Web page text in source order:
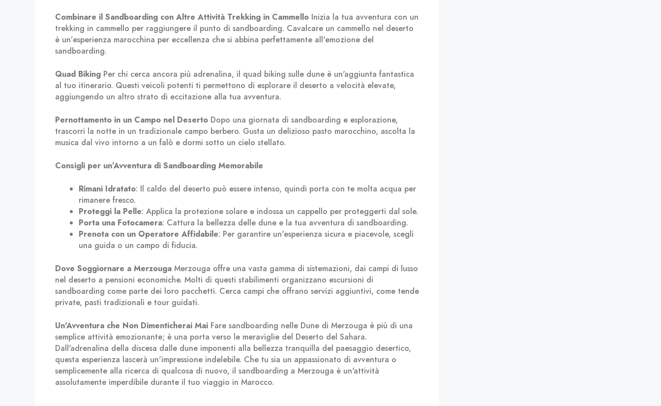
Combinare il Sandboarding con Altre Attività Trekking in Cammello Inizia la tua avventura con un
trekking in cammello per raggiungere il punto di sandboarding. Cavalcare un cammello nel deserto
è un’esperienza marocchina per eccellenza che si abbina perfettamente all'emozione del
sandboarding.
Quad Biking Per chi cerca ancora più adrenalina, il quad biking sulle dune è un'aggiunta fantastica
al tuo itinerario. Questi veicoli potenti ti permettono di esplorare il deserto a velocità elevate,
aggiungendo un altro strato di eccitazione alla tua avventura.
Pernottamento in un Campo nel Deserto Dopo una giornata di sandboarding e esplorazione,
trascorri la notte in un tradizionale campo berbero. Gusta un delizioso pasto marocchino, ascolta la
musica dal vivo intorno a un falò e dormi sotto un cielo stellato.
Consigli per un’Avventura di Sandboarding Memorabile
Rimani Idratato: Il caldo del deserto può essere intenso, quindi porta con te molta acqua per
rimanere fresco.
Proteggi la Pelle: Applica la protezione solare e indossa un cappello per proteggerti dal sole.
Porta una Fotocamera: Cattura la bellezza delle dune e la tua avventura di sandboarding.
Prenota con un Operatore Affidabile: Per garantire un'esperienza sicura e piacevole, scegli
una guida o un campo di fiducia.
Dove Soggiornare a Merzouga Merzouga offre una vasta gamma di sistemazioni, dai campi di lusso
nel deserto a pensioni economiche. Molti di questi stabilimenti organizzano escursioni di
sandboarding come parte dei loro pacchetti. Cerca campi che offrano servizi aggiuntivi, come tende
private, pasti tradizionali e tour guidati.
Un'Avventura che Non Dimenticherai Mai Fare sandboarding nelle Dune di Merzouga è più di una
semplice attività emozionante; è una porta verso le meraviglie del Deserto del Sahara.
Dall'adrenalina della discesa dalle dune imponenti alla bellezza tranquilla del paesaggio desertico,
questa esperienza lascerà un'impressione indelebile. Che tu sia un appassionato di avventura o
semplicemente alla ricerca di qualcosa di nuovo, il sandboarding a Merzouga è un'attività
assolutamente imperdibile durante il tuo viaggio in Marocco.